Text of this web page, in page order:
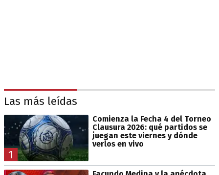
Las más leídas
1
Comienza la Fecha 4 del Torneo
Clausura 2026: qué partidos se
juegan este viernes y dónde
verlos en vivo